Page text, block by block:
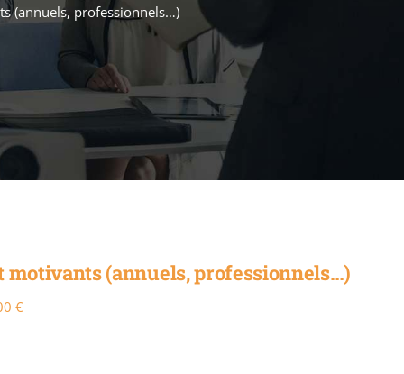
(annuels, professionnels…)
(annuels, professionnels…)
€